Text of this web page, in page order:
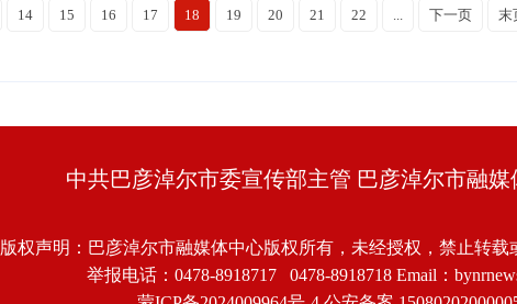
14 15 16 17 18 19 20 21 22 ... 下一页 末
中共巴彦淖尔市委宣传部主管 巴彦淖尔市融媒
版权声明：巴彦淖尔市融媒体中心版权所有，未经授权，禁止转载
举报电话：0478-8918717 0478-8918718 Email：